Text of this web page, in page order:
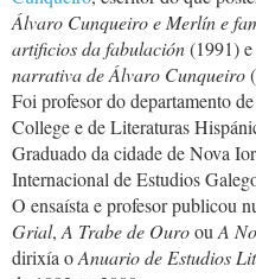
Álvaro Cunqueiro e Merlín e
artificios da fabulación(1991) e
narrativa de Álvaro Cunqueiro
Foi profesor do departamento
College e de Literaturas
Graduado da cidade de Nova
Internacional de Estudios
O ensaísta e profesor publicou
Grial, A Trabe de Ouroou A
dirixía oAnuario de Estudios